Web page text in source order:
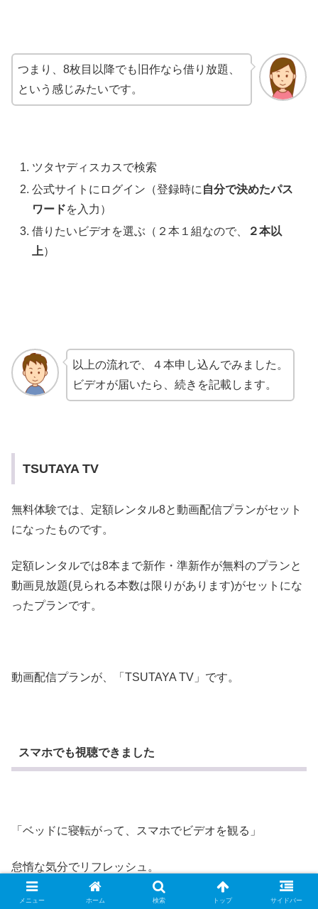
つまり、8枚目以降でも旧作なら借り放題、
という感じみたいです。
ツタヤディスカスで検索
公式サイトにログイン（登録時に 自分で決めたパス
ワードを入力）
借りたいビデオを選ぶ（２本１組なので、
２本以
上）
以上の流れで、４本申し込んでみました。
ビデオが届いたら、続きを記載します。
TSUTAYA TV
無料体験では、定額レンタル8と動画配信プランがセット
になったものです。
定額レンタルでは8本まで新作・準新作が無料のプランと
動画見放題(見られる本数は限りがあります)がセットにな
ったプランです。
動画配信プランが、「TSUTAYA TV」です。
スマホでも視聴できました
「ベッドに寝転がって、スマホでビデオを観る」
怠惰な気分でリフレッシュ。
メニュー ホーム 検索 トップ サイドバー